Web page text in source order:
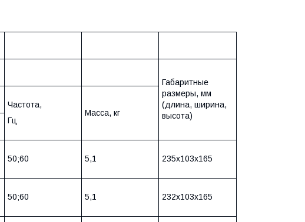
Габаритные
размеры, мм
(длина, ширина,
высота)
Частота,
Гц
Масса, кг
50;60 5,1 235x103x165
50;60 5,1 232x103x165